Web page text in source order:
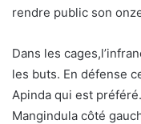
rendre public son
Dans les
les buts. En défense
Apinda qui est
Mangindula côté